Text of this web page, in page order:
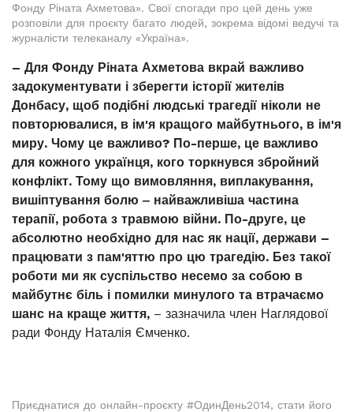
Фонду Ріната Ахметова». Свої спогади про цей день уже
розповіли для проєкту багато людей, зокрема відомі ведучі та
журналісти телеканалу «Україна».
– Для Фонду Ріната Ахметова вкрай важливо
задокументувати і зберегти історії жителів
Донбасу, щоб подібні людські трагедії ніколи не
повторювалися, в ім'я кращого майбутнього, в ім'я
миру. Чому це важливо? По-перше, це важливо
для кожного українця, кого торкнувся збройний
конфлікт. Тому що вимовляння, виплакування,
вишіптування болю ‒ найважливіша частина
терапії, робота з травмою війни. По-друге, це
абсолютно необхідно для нас як нації, держави –
працювати з пам'яттю про цю трагедію. Без такої
роботи ми як суспільство несемо за собою в
майбутнє біль і помилки минулого та втрачаємо
шанс на краще життя, – зазначила член Наглядової
ради Фонду Наталія Ємченко.
Приєднатися до онлайн-проєкту #ОдинДень2014, стати його